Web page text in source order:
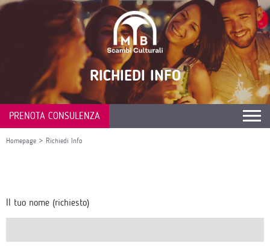
RICHIEDI INFO
PRENOTA CONSULENZA
Homepage > Richiedi Info
Il tuo nome (richiesto)